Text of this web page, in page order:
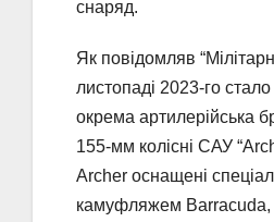
снаряд.
Як повідомляв
листопаді 2023-го
окрема артилерійська
155-мм колісні САУ
Archer оснащені
камуфляжем Barracuda,